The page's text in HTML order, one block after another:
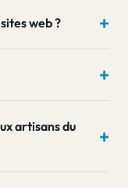
web ?
artisans du